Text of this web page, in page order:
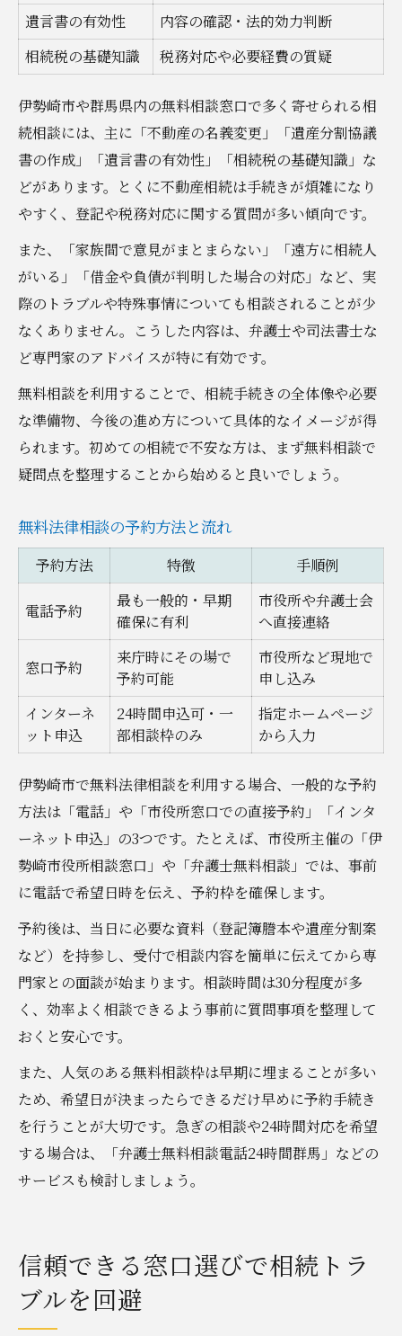
遺言書の有効性
内容の確認・法的効力判断
相続税の基礎知識
税務対応や必要経費の質疑
伊勢崎市や群馬県内の無料相談窓口で多く寄せられる相
続相談には、主に「不動産の名義変更」「遺産分割協議
書の作成」「遺言書の有効性」「相続税の基礎知識」な
どがあります。とくに不動産相続は手続きが煩雑になり
やすく、登記や税務対応に関する質問が多い傾向です。
また、「家族間で意見がまとまらない」「遠方に相続人
がいる」「借金や負債が判明した場合の対応」など、実
際のトラブルや特殊事情についても相談されることが少
なくありません。こうした内容は、弁護士や司法書士な
ど専門家のアドバイスが特に有効です。
無料相談を利用することで、相続手続きの全体像や必要
な準備物、今後の進め方について具体的なイメージが得
られます。初めての相続で不安な方は、まず無料相談で
疑問点を整理することから始めると良いでしょう。
無料法律相談の予約方法と流れ
予約方法 特徴 手順例
電話予約
最も一般的・早期
確保に有利
市役所や弁護士会
へ直接連絡
窓口予約
来庁時にその場で
予約可能
市役所など現地で
申し込み
インターネ
ット申込
24時間申込可・一
部相談枠のみ
指定ホームページ
から入力
伊勢崎市で無料法律相談を利用する場合、一般的な予約
方法は「電話」や「市役所窓口での直接予約」「インタ
ーネット申込」の3つです。たとえば、市役所主催の「伊
勢崎市役所相談窓口」や「弁護士無料相談」では、事前
に電話で希望日時を伝え、予約枠を確保します。
予約後は、当日に必要な資料（登記簿謄本や遺産分割案
など）を持参し、受付で相談内容を簡単に伝えてから専
門家との面談が始まります。相談時間は30分程度が多
く、効率よく相談できるよう事前に質問事項を整理して
おくと安心です。
また、人気のある無料相談枠は早期に埋まることが多い
ため、希望日が決まったらできるだけ早めに予約手続き
を行うことが大切です。急ぎの相談や24時間対応を希望
する場合は、「弁護士無料相談電話24時間群馬」などの
サービスも検討しましょう。
信頼できる窓口選びで相続トラ
ブルを回避